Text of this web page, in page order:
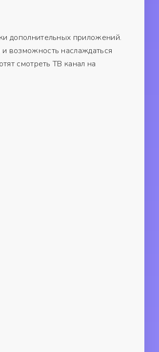
дополнительных приложений.
возможность наслаждаться
смотреть ТВ канал на